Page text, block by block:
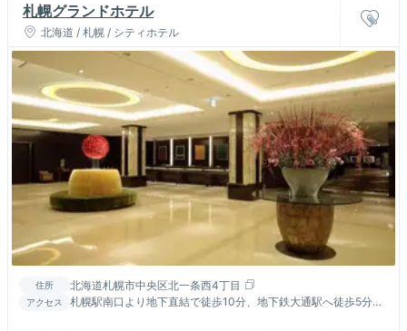
札幌グランドホテル
北海道 / 札幌 / シティホテル
住所 北海道札幌市中央区北一条西4丁目
アクセス
札幌駅南口より地下直結で徒歩10分、地下鉄大通駅へ徒歩5分、